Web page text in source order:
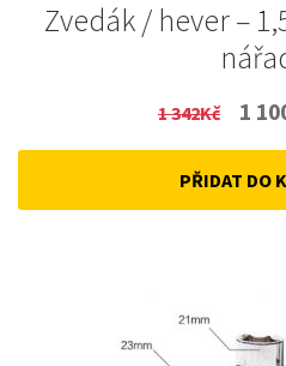
Zvedák / hever –
1 342Kč
price
was:
1
PŘIDAT DO